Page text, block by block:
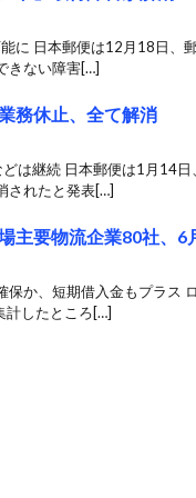
に 日本郵便は12月18日、
きない障害[…]
務休止、全て解消
は継続 日本郵便は1月14
されたと発表[…]
主要物流企業80社、6
か、短期借入金もプラス
計したところ[…]